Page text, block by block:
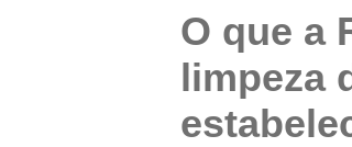
O que a
limpeza